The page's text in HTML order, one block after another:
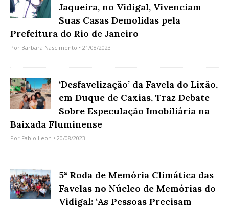
Jaqueira, no Vidigal, Vivenciam
Suas Casas Demolidas pela
Prefeitura do Rio de Janeiro
Por Barbara Nascimento • 21/08/2023
‘Desfavelização’ da Favela do Lixão,
em Duque de Caxias, Traz Debate
Sobre Especulação Imobiliária na
Baixada Fluminense
Por Fabio Leon • 20/08/2023
5ª Roda de Memória Climática das
Favelas no Núcleo de Memórias do
Vidigal: ‘As Pessoas Precisam